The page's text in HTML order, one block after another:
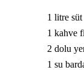
1 litre süt
1 kahve
2 dolu
1 su